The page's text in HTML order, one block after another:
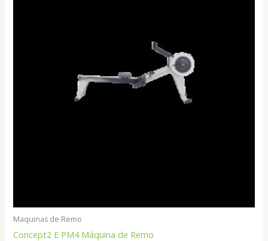
Maquinas de Remo
Concept2 E PM4 Máquina de Remo